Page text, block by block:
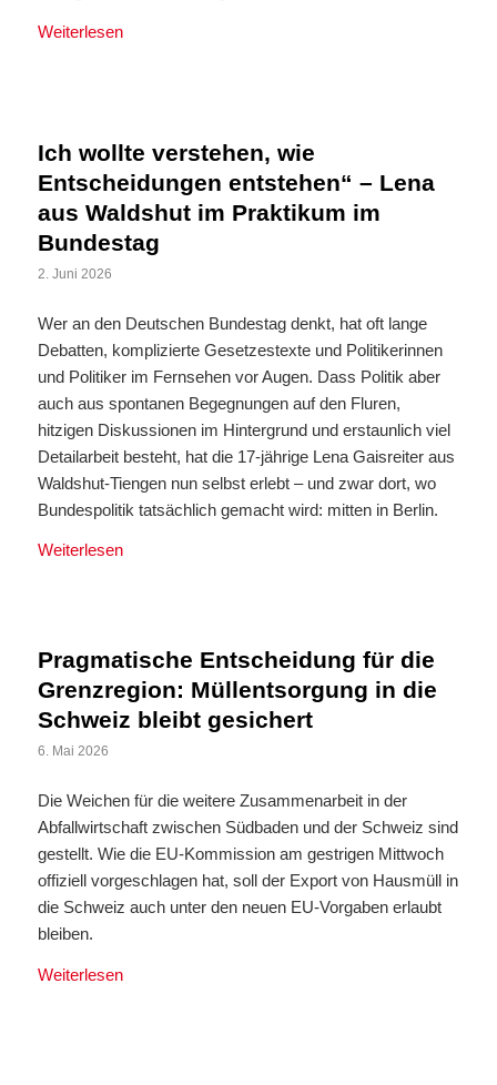
Weiterlesen
Ich wollte verstehen, wie
Entscheidungen entstehen“ – Lena
aus Waldshut im Praktikum im
Bundestag
2. Juni 2026
Wer an den Deutschen Bundestag denkt, hat oft lange
Debatten, komplizierte Gesetzestexte und Politikerinnen
und Politiker im Fernsehen vor Augen. Dass Politik aber
auch aus spontanen Begegnungen auf den Fluren,
hitzigen Diskussionen im Hintergrund und erstaunlich viel
Detailarbeit besteht, hat die 17-jährige Lena Gaisreiter aus
Waldshut-Tiengen nun selbst erlebt – und zwar dort, wo
Bundespolitik tatsächlich gemacht wird: mitten in Berlin.
Weiterlesen
Pragmatische Entscheidung für die
Grenzregion: Müllentsorgung in die
Schweiz bleibt gesichert
6. Mai 2026
Die Weichen für die weitere Zusammenarbeit in der
Abfallwirtschaft zwischen Südbaden und der Schweiz sind
gestellt. Wie die EU-Kommission am gestrigen Mittwoch
offiziell vorgeschlagen hat, soll der Export von Hausmüll in
die Schweiz auch unter den neuen EU-Vorgaben erlaubt
bleiben.
Weiterlesen